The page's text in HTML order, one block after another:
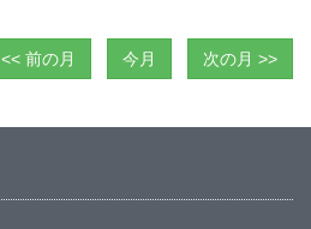
<< 前の月 今月 次の月 >>